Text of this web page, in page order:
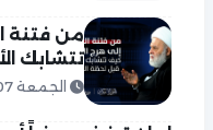
من فتنة
تتشابك
الجمعة 07 آب 2026